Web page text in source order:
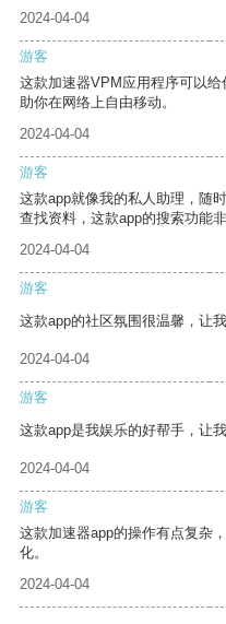
2024-04-04
游客
这款加速器VPM应用程序可以
助你在网络上自由移动。
2024-04-04
游客
这款app就像我的私人助理，随
查找资料，这款app的搜索功能
2024-04-04
游客
这款app的社区氛围很温馨，让
2024-04-04
游客
这款app是我娱乐的好帮手，让
2024-04-04
游客
这款加速器app的操作有点复杂
化。
2024-04-04